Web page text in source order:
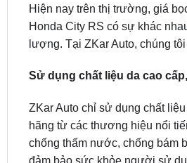
lượng. Tại ZKar Auto, chúng tôi
Sử dụng chất liệu da cao
ZKar Auto chỉ sử dụng chất liệu
chống thấm nước, chống bám
đảm bảo sức khỏe người sử
Đội ngũ kỹ thuật viên nhiệt